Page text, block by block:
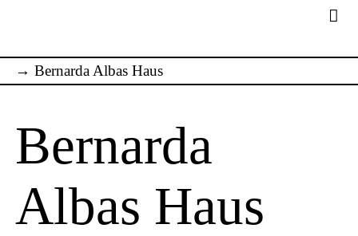
→Bernarda Albas Haus
Bernarda
Albas Haus